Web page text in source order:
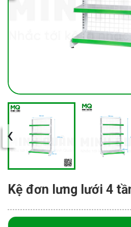
‹
Kệ đơn lưng lưới 4